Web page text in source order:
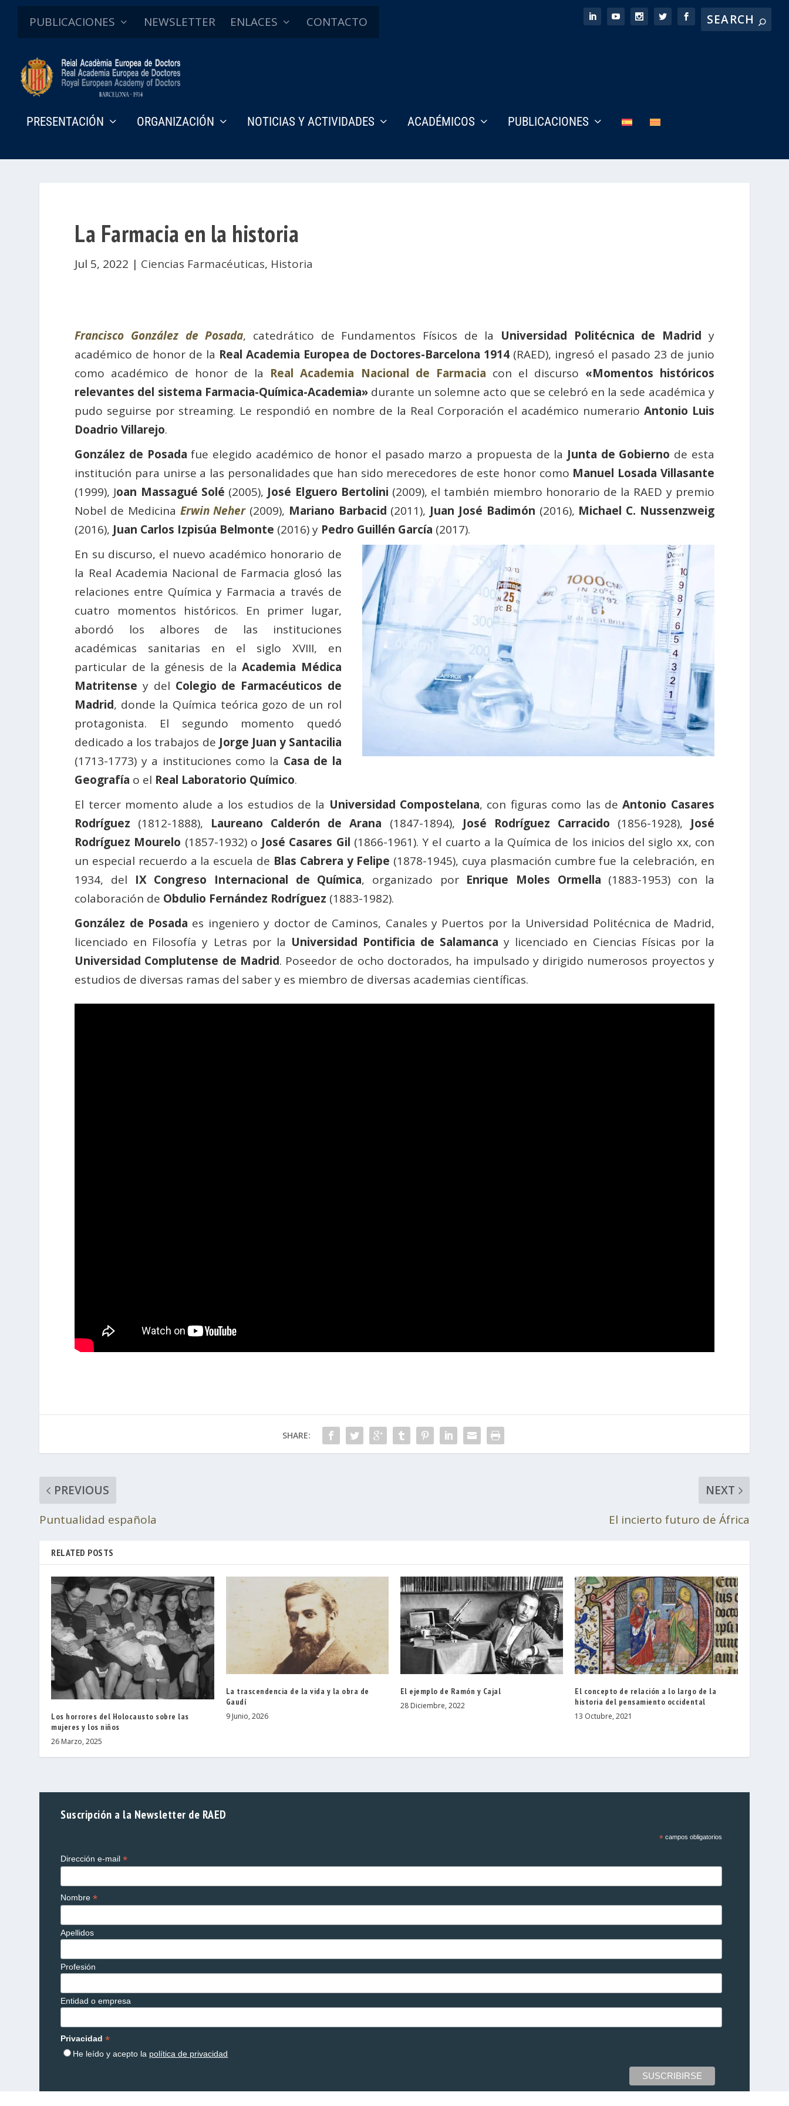
PUBLICACIONES NEWSLETTER ENLACES CONTACTO
PRESENTACIÓN ORGANIZACIÓN NOTICIAS Y ACTIVIDADES ACADÉMICOS PUBLICACIONES
La Farmacia en la historia
Jul 5, 2022 | Ciencias Farmacéuticas, Historia
Francisco González de Posada, catedrático de Fundamentos Físicos de la Universidad Politécnica de Madrid y
académico de honor de la Real Academia Europea de Doctores-Barcelona 1914 (RAED), ingresó el pasado 23 de junio
como académico de honor de la Real Academia Nacional de Farmacia con el discurso «Momentos históricos
relevantes del sistema Farmacia-Química-Academia»durante un solemne acto que se celebró en la sede académica y
pudo seguirse por streaming. Le respondió en nombre de la Real Corporación el académico numerario Antonio Luis
Doadrio Villarejo.
González de Posada fue elegido académico de honor el pasado marzo a propuesta de la Junta de Gobierno de esta
institución para unirse a las personalidades que han sido merecedores de este honor como Manuel Losada Villasante
(1999), Joan Massagué Solé (2005), José Elguero Bertolini (2009), el también miembro honorario de la RAED y premio
Nobel de Medicina Erwin Neher(2009), Mariano Barbacid (2011), Juan José Badimón (2016), Michael C. Nussenzweig
(2016), Juan Carlos Izpisúa Belmonte (2016) y Pedro Guillén García (2017).
En su discurso, el nuevo académico honorario de
la Real Academia Nacional de Farmacia glosó las
relaciones entre Química y Farmacia a través de
cuatro momentos históricos. En primer lugar,
abordó los albores de las instituciones
académicas sanitarias en el siglo XVIII, en
particular de la génesis de laAcademia Médica
Matritense y del Colegio de Farmacéuticos de
Madrid, donde la Química teórica gozo de un rol
protagonista. El segundo momento quedó
dedicado a los trabajos de Jorge Juan y Santacilia
(1713-1773) y a instituciones como la Casa de la
Geografía o el Real Laboratorio Químico.
El tercer momento alude a los estudios de la Universidad Compostelana, con figuras como las deAntonio Casares
Rodríguez (1812-1888), Laureano Calderón de Arana (1847-1894), José Rodríguez Carracido (1856-1928), José
Rodríguez Mourelo (1857-1932) o José Casares Gil (1866-1961). Y el cuarto a la Química de los inicios del siglo xx, con
un especial recuerdo a la escuela de Blas Cabrera y Felipe (1878-1945), cuya plasmación cumbre fue la celebración, en
1934, del IX Congreso Internacional de Química, organizado por Enrique Moles Ormella (1883-1953) con la
colaboración de Obdulio Fernández Rodríguez (1883-1982).
González de Posada es ingeniero y doctor de Caminos, Canales y Puertos por la Universidad Politécnica de Madrid,
licenciado en Filosofía y Letras por la Universidad Pontificia de Salamanca y licenciado en Ciencias Físicas por la
Universidad Complutense de Madrid. Poseedor de ocho doctorados, ha impulsado y dirigido numerosos proyectos y
estudios de diversas ramas del saber y es miembro de diversas academias científicas.
SHARE:
PREVIOUS
Puntualidad española
NEXT
El incierto futuro de África
RELATED POSTS
Los horrores del Holocausto sobre las
mujeres y los niños
26 Marzo, 2025
La trascendencia de la vida y la obra de
Gaudí
9 Junio, 2026
El ejemplo de Ramón y Cajal
28 Diciembre, 2022
El concepto de relación a lo largo de la
historia del pensamiento occidental
13 Octubre, 2021
Suscripción a la Newsletter de RAED
*campos obligatorios
Dirección e-mail*
Nombre*
Apellidos
Profesión
Entidad o empresa
Privacidad*
He leído y acepto la política de privacidad